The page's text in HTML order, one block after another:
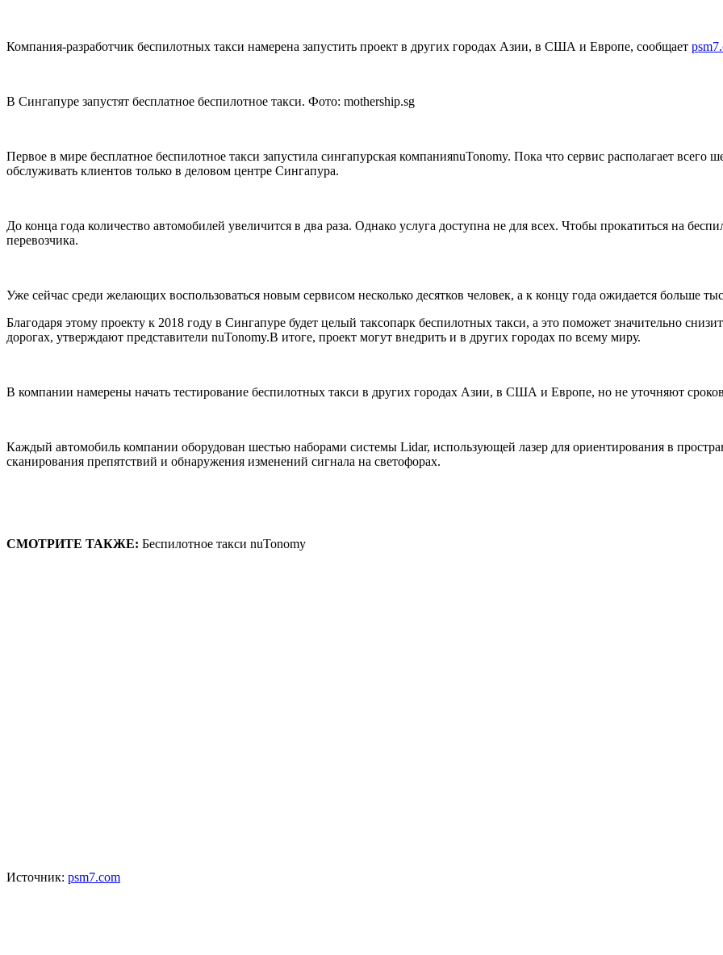
Компания-разработчик беспилотных такси намерена запустить проект в других городах Азии, в США и Европе, сообщает
В Сингапуре запустят бесплатное беспилотное такси. Фото: mothership.sg
Первое в мире бесплатное беспилотное такси запустила сингапурская компанияnuTonomy. Пока что сервис располагает всего
обслуживать клиентов только в деловом центре Сингапура.
До конца года количество автомобилей увеличится в два раза. Однако услуга доступна не для всех. Чтобы прокатиться на
перевозчика.
Уже сейчас среди желающих воспользоваться новым сервисом несколько десятков человек, а к концу года ожидается больше
Благодаря этому проекту к 2018 году в Сингапуре будет целый таксопарк беспилотных такси, а это поможет значительно
дорогах, утверждают представители nuTonomy.В итоге, проект могут внедрить и в других городах по всему миру.
В компании намерены начать тестирование беспилотных такси в других городах Азии, в США и Европе, но не уточняют
Каждый автомобиль компании оборудован шестью наборами системы Lidar, использующей лазер для ориентирования в
сканирования препятствий и обнаружения изменений сигнала на светофорах.
СМОТРИТЕ ТАКЖЕ: Беспилотное такси nuTonomy
Источник: psm7.com